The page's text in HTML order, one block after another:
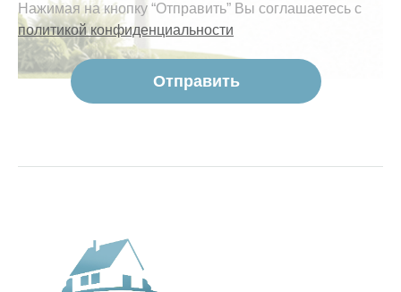
Нажимая на кнопку “Отправить” Вы соглашаетесь с
политикой конфиденциальности